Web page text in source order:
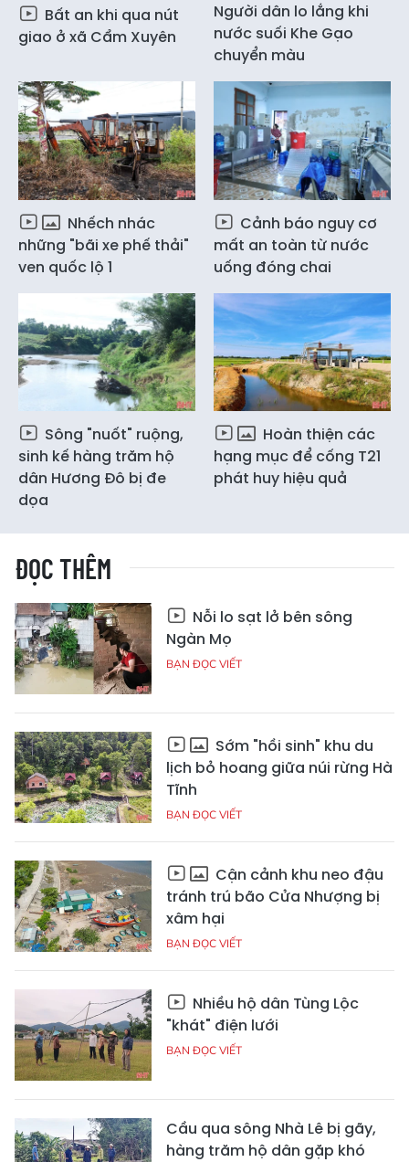
Bất an khi qua nút
giao ở xã Cẩm Xuyên
Người dân lo lắng khi
nước suối Khe Gạo
chuyển màu
Nhếch nhác
những "bãi xe phế thải"
ven quốc lộ 1
Cảnh báo nguy cơ
mất an toàn từ nước
uống đóng chai
Sông "nuốt" ruộng,
sinh kế hàng trăm hộ
dân Hương Đô bị đe
dọa
Hoàn thiện các
hạng mục để cống T21
phát huy hiệu quả
ĐỌC THÊM
Nỗi lo sạt lở bên sông
Ngàn Mọ
BẠN ĐỌC VIẾT
Sớm "hồi sinh" khu du
lịch bỏ hoang giữa núi rừng Hà
Tĩnh
BẠN ĐỌC VIẾT
Cận cảnh khu neo đậu
tránh trú bão Cửa Nhượng bị
xâm hại
BẠN ĐỌC VIẾT
Nhiều hộ dân Tùng Lộc
"khát" điện lưới
BẠN ĐỌC VIẾT
Cầu qua sông Nhà Lê bị gãy,
hàng trăm hộ dân gặp khó